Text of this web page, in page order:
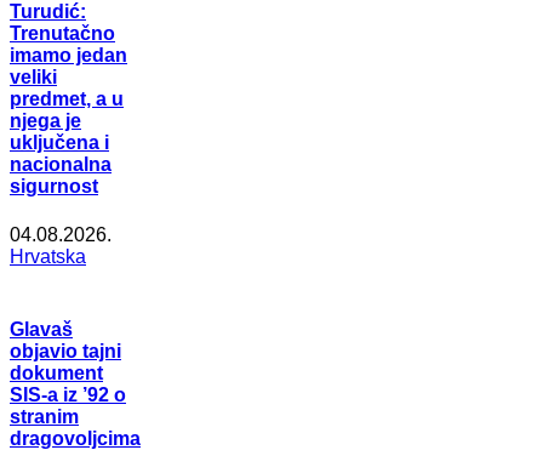
Turudić:
Trenutačno
imamo jedan
veliki
predmet, a u
njega je
uključena i
nacionalna
sigurnost
04.08.2026.
Hrvatska
Glavaš
objavio tajni
dokument
SIS-a iz ’92 o
stranim
dragovoljcima